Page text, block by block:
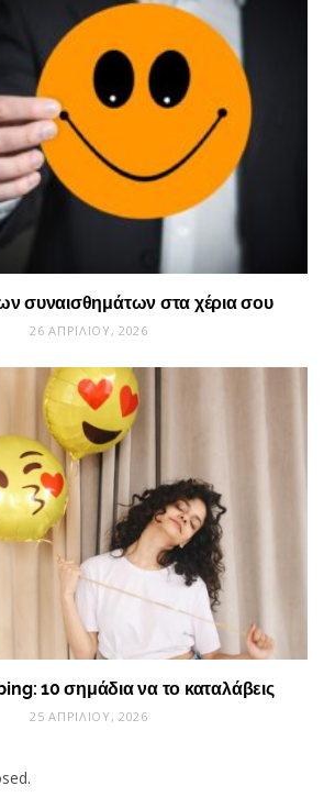
συναισθημάτων στα χέρια σου
26 ΑΠΡΙΛΊΟΥ, 2026
10 σημάδια να το καταλάβεις
25 ΑΠΡΙΛΊΟΥ, 2026